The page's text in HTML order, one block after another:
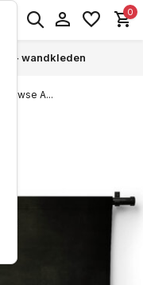
0
wandkleden
A...